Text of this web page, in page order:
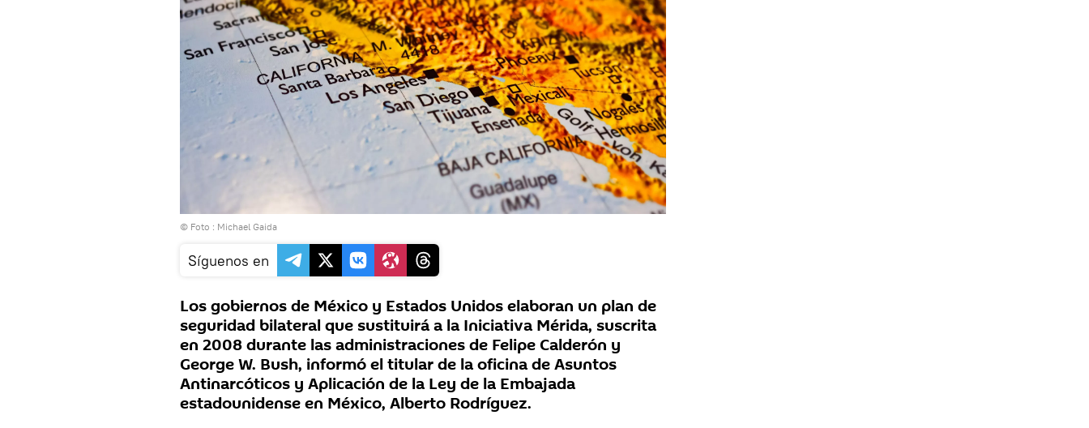
© Foto : Michael Gaida
Síguenos en
Los gobiernos de México y Estados Unidos elaboran un plan de
seguridad bilateral que sustituirá a la Iniciativa Mérida, suscrita
en 2008 durante las administraciones de Felipe Calderón y
George W. Bush, informó el titular de la oficina de Asuntos
Antinarcóticos y Aplicación de la Ley de la Embajada
estadounidense en México, Alberto Rodríguez.